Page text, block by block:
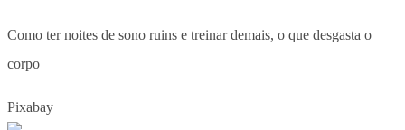
Como ter noites de sono ruins e treinar demais, o que desgasta o
corpo
Pixabay